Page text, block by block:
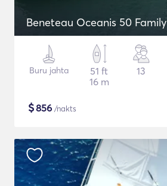
Beneteau Oceanis 50 Family
Buru jahta
51 ft
16 m
13
$856 /nakts